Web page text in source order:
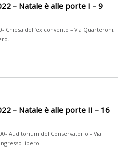
– Natale è alle porte I – 9
Chiesa dell’ex convento – Via Quarteroni,
– Natale è alle porte II – 16
Auditorium del Conservatorio – Via
libero.